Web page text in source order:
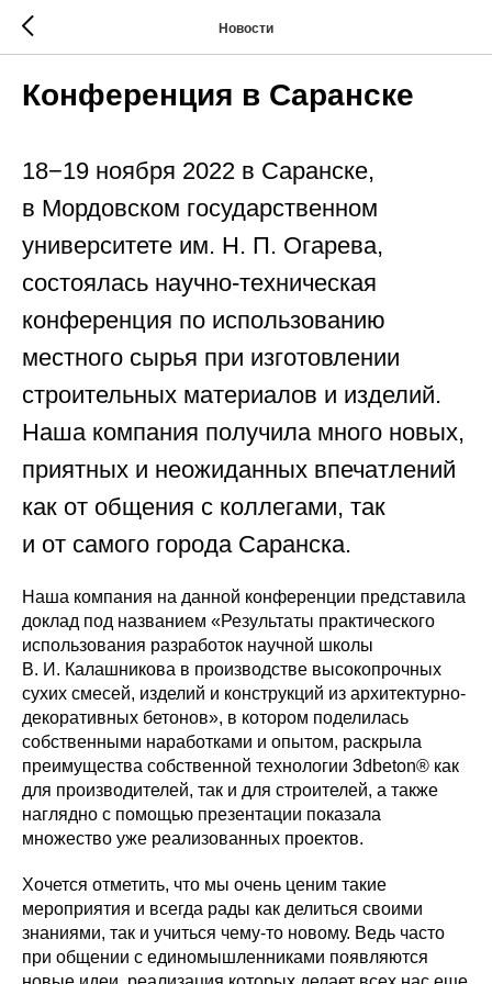
Новости
Конференция в Саранске
18−19 ноября 2022 в Саранске,
в Мордовском государственном
университете им. Н. П. Огарева,
состоялась научно-техническая
конференция по использованию
местного сырья при изготовлении
строительных материалов и изделий.
Наша компания получила много новых,
приятных и неожиданных впечатлений
как от общения с коллегами, так
и от самого города Саранска.
Наша компания на данной конференции представила
доклад под названием «Результаты практического
использования разработок научной школы
В. И. Калашникова в производстве высокопрочных
сухих смесей, изделий и конструкций из архитектурно-
декоративных бетонов», в котором поделилась
собственными наработками и опытом, раскрыла
преимущества собственной технологии 3dbeton® как
для производителей, так и для строителей, а также
наглядно с помощью презентации показала
множество уже реализованных проектов.
Хочется отметить, что мы очень ценим такие
мероприятия и всегда рады как делиться своими
знаниями, так и учиться чему-то новому. Ведь часто
при общении с единомышленниками появляются